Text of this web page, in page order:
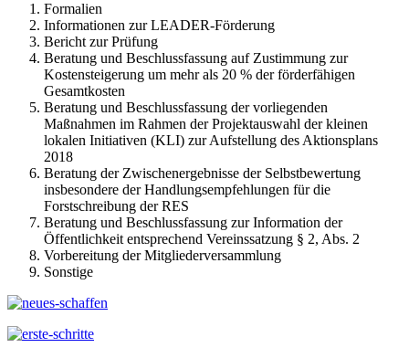
Formalien
Informationen zur LEADER-Förderung
Bericht zur Prüfung
Beratung und Beschlussfassung auf Zustimmung zur
Kostensteigerung um mehr als 20 % der förderfähigen
Gesamtkosten
Beratung und Beschlussfassung der vorliegenden
Maßnahmen im Rahmen der Projektauswahl der kleinen
lokalen Initiativen (KLI) zur Aufstellung des Aktionsplans
2018
Beratung der Zwischenergebnisse der Selbstbewertung
insbesondere der Handlungsempfehlungen für die
Forstschreibung der RES
Beratung und Beschlussfassung zur Information der
Öffentlichkeit entsprechend Vereinssatzung § 2, Abs. 2
Vorbereitung der Mitgliederversammlung
Sonstige